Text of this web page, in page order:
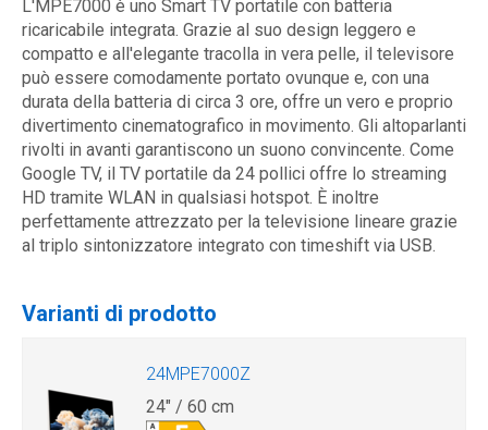
L'MPE7000 è uno Smart TV portatile con batteria
ricaricabile integrata. Grazie al suo design leggero e
compatto e all'elegante tracolla in vera pelle, il televisore
può essere comodamente portato ovunque e, con una
durata della batteria di circa 3 ore, offre un vero e proprio
divertimento cinematografico in movimento. Gli altoparlanti
rivolti in avanti garantiscono un suono convincente. Come
Google TV, il TV portatile da 24 pollici offre lo streaming
HD tramite WLAN in qualsiasi hotspot. È inoltre
perfettamente attrezzato per la televisione lineare grazie
al triplo sintonizzatore integrato con timeshift via USB.
Varianti di prodotto
24MPE7000Z
24" / 60 cm